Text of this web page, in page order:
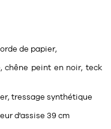
de papier,
chêne peint en noir, teck
tressage synthétique
d'assise 39 cm